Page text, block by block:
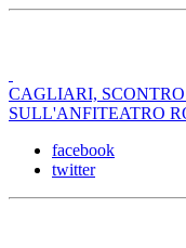
CAGLIARI,
SULL'ANFITEATRO
facebook
twitter